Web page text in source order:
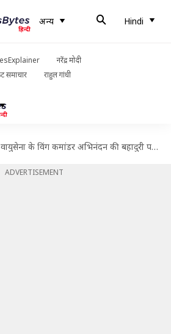
अन्य Hindi
नरेंद्र मोदी
समाचार राहुल गांधी
वायुसेना के विंग कमांडर अभिनंदन की बहादुरी पर बना वीडियो गेम, 31 जुलाई को होगा लॉन्च
ADVERTISEMENT